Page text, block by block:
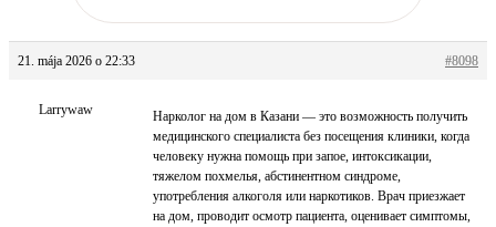
21. mája 2026 o 22:33 #8098
Larrywaw
Нарколог на дом в Казани — это возможность получить
медицинского специалиста без посещения клиники, когда
человеку нужна помощь при запое, интоксикации,
тяжелом похмелья, абстинентном синдроме,
употребления алкоголя или наркотиков. Врач приезжает
на дом, проводит осмотр пациента, оценивает симптомы,